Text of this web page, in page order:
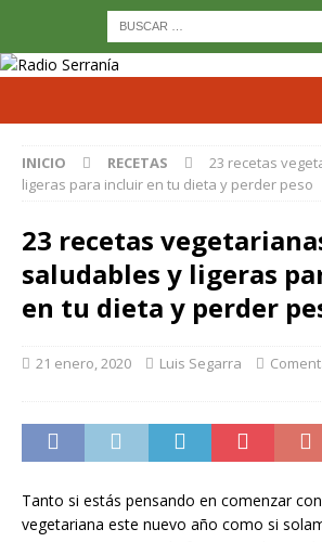
INICIO RECETAS
23 recetas
ligeras para incluir en tu dieta y perder peso
23 recetas
saludables y ligeras
en tu dieta y perder
21 enero, 2020 Luis Segarra
Tanto si estás pensando en comenzar
vegetariana este nuevo año como si